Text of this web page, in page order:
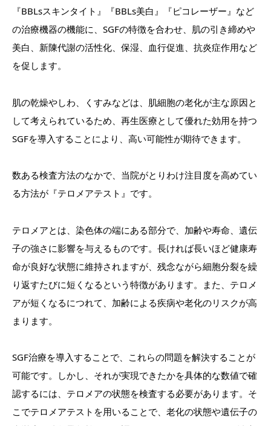
『BBLsスキンタイト』『BBLs美白』『ピコレーザー』など
の治療機器の機能に、SGFの特徴を合わせ、肌の引き締めや
美白、新陳代謝の活性化、保湿、血行促進、抗炎症作用など
を促します。
肌の乾燥やしわ、くすみなどは、肌細胞の老化が主な原因と
して考えられているため、再生医療として優れた効用を持つ
SGFを導入することにより、高い可能性が期待できます。
数ある検査方法のなかで、当院がとりわけ注目度を高めてい
る方法が『テロメアテスト』です。
テロメアとは、染色体の端にある部分で、加齢や寿命、遺伝
子の強さに影響を与えるものです。長ければ長いほど健康寿
命が良好な状態に維持されますが、残念ながら細胞分裂を繰
り返すたびに短くなるという特徴があります。また、テロメ
アが短くなるにつれて、加齢による疾病や老化のリスクが高
まります。
SGF治療を導入することで、これらの問題を解決することが
可能です。しかし、それが実現できたかを具体的な数値で確
認するには、テロメアの状態を検査する必要があります。そ
こでテロメアテストを用いることで、老化の状態や遺伝子の